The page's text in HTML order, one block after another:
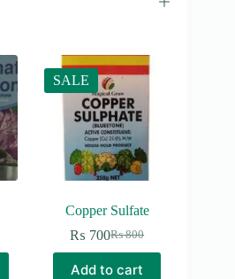
SALE
Copper Sulfate
₨800
Original
price
was:
₨ 700Current
price
is:
Add to cart